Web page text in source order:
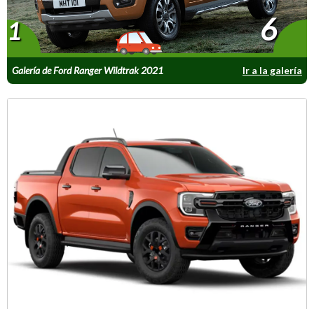
Galería de Ford Ranger Wildtrak 2021 Ir a la galería
1 6